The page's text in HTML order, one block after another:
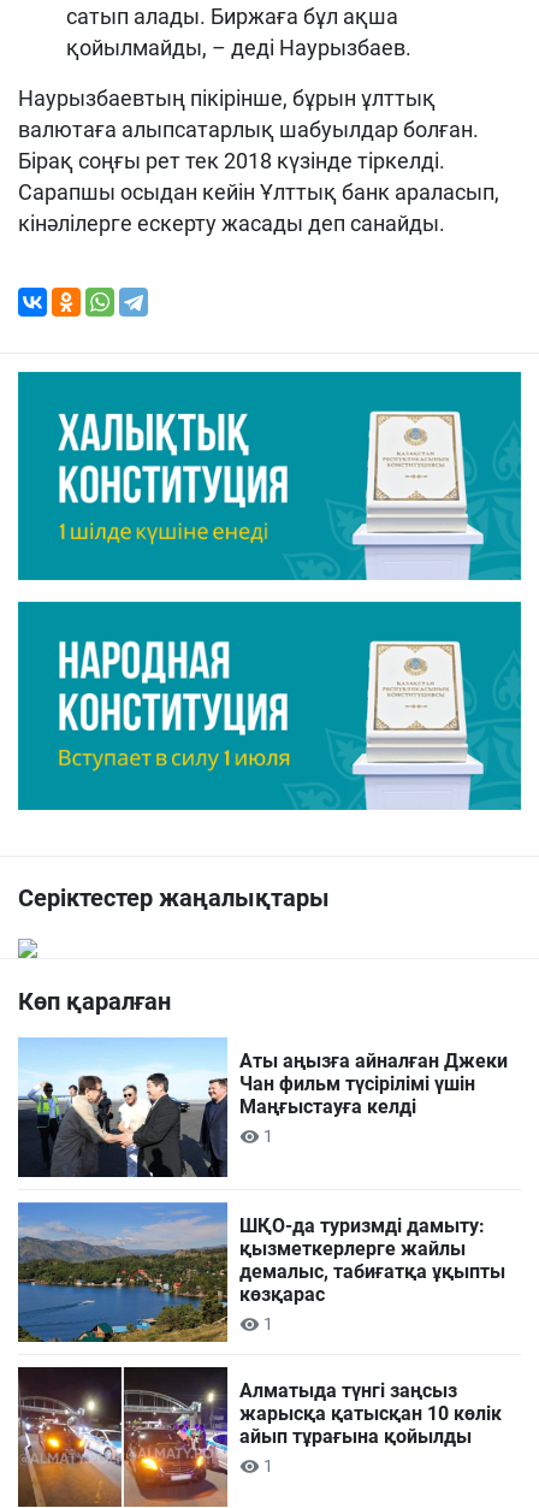
сатып алады. Биржаға бұл ақша
қойылмайды, – деді Наурызбаев.
Наурызбаевтың пікірінше, бұрын ұлттық
валютаға алыпсатарлық шабуылдар болған.
Бірақ соңғы рет тек 2018 күзінде тіркелді.
Сарапшы осыдан кейін Ұлттық банк араласып,
кінәлілерге ескерту жасады деп санайды.
Серіктестер жаңалықтары
Көп қаралған
Аты аңызға айналған Джеки
Чан фильм түсірілімі үшін
Маңғыстауға келді
1
ШҚО-да туризмді дамыту:
қызметкерлерге жайлы
демалыс, табиғатқа ұқыпты
көзқарас
1
Алматыда түнгі заңсыз
жарысқа қатысқан 10 көлік
айып тұрағына қойылды
1